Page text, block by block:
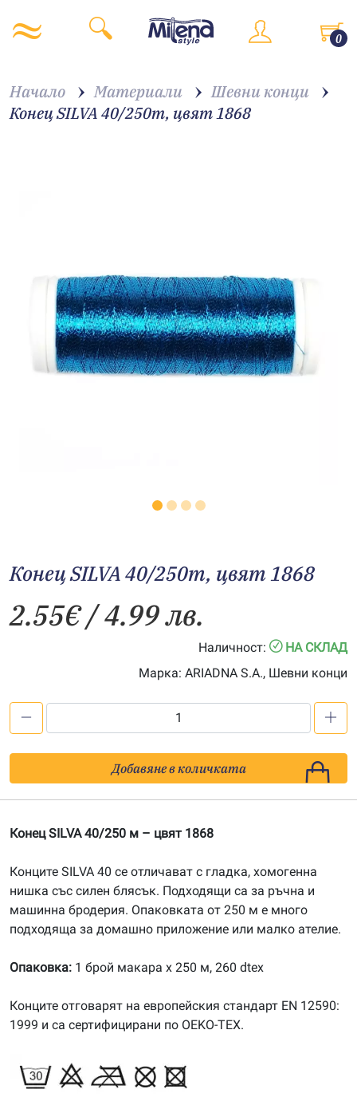
0
Начало Материали
Шевни конци
Конец SILVA 40/250m, цвят 1868
Конец SILVA 40/250m, цвят 1868
2.55€/ 4.99 лв.
Наличност:
НА СКЛАД
Марка: ARIADNA S.A., Шевни конци
SILVA
40/250m,
1868
Добавяне в количката
Конец SILVA 40/250 м – цвят 1868
Конците SILVA 40 се отличават с гладка, хомогенна
нишка със силен блясък. Подходящи са за ръчна и
машинна бродерия. Опаковката от 250 м е много
подходяща за домашно приложение или малко ателие.
Опаковка: 1 брой макара х 250 м, 260 dtex
Конците отговарят на европейския стандарт EN 12590:
1999 и са сертифицирани по OEKO-TEX.